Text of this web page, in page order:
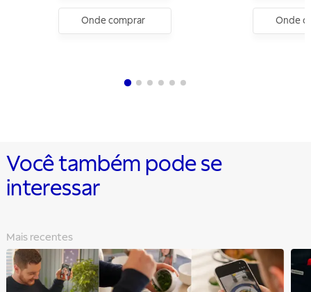
Onde comprar Onde
Você também pode se
interessar
Mais recentes